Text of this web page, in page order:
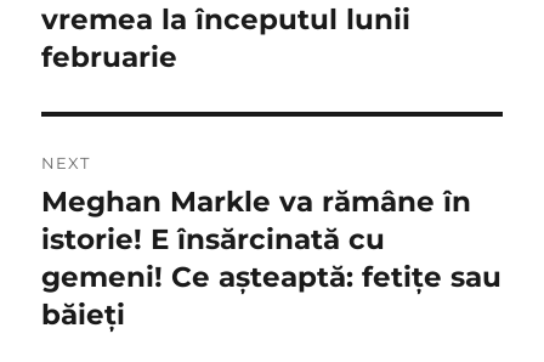
articole
post:
vremea la începutul lunii
februarie
NEXT
Next
post:
Meghan Markle va rămâne în
istorie! E însărcinată cu
gemeni! Ce așteaptă: fetițe sau
băieți